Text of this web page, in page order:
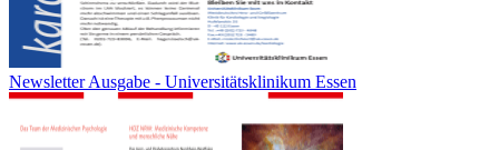
Newsletter Ausgabe - Universitätsklinikum Essen